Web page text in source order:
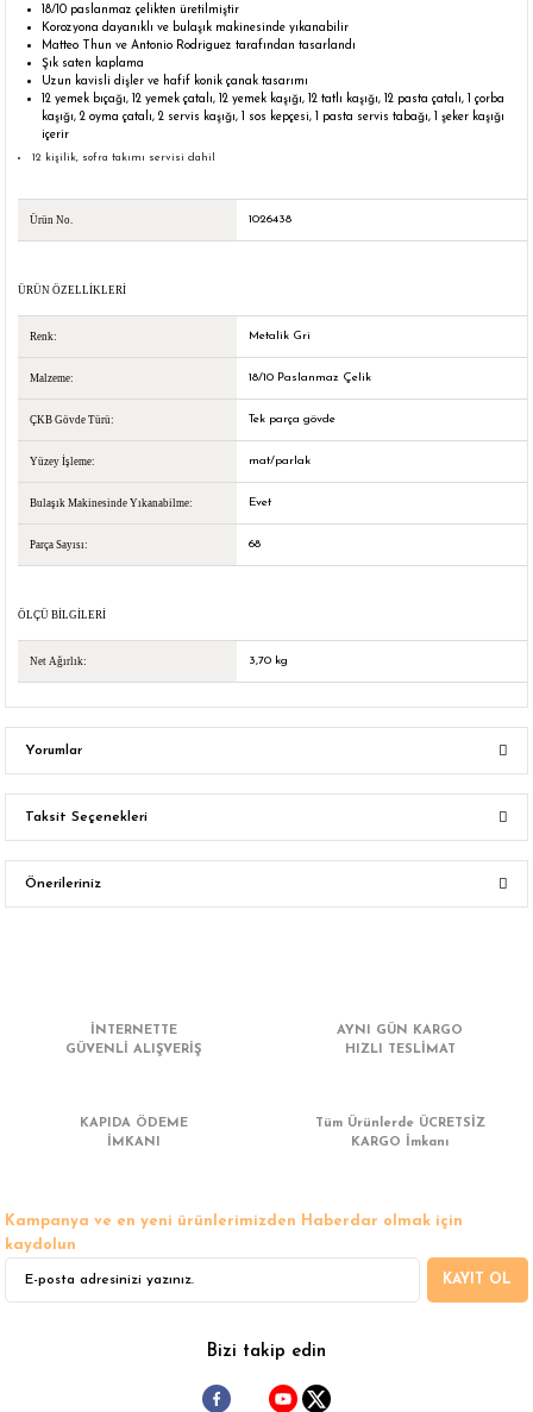
18/10 paslanmaz çelikten üretilmiştir
Korozyona dayanıklı ve bulaşık makinesinde yıkanabilir
Matteo Thun ve Antonio Rodriguez tarafından tasarlandı
Şık saten kaplama
Uzun kavisli dişler ve hafif konik çanak tasarımı
12 yemek bıçağı, 12 yemek çatalı, 12 yemek kaşığı, 12 tatlı kaşığı, 12 pasta çatalı, 1 çorba
kaşığı, 2 oyma çatalı, 2 servis kaşığı, 1 sos kepçesi, 1 pasta servis tabağı, 1 şeker kaşığı
içerir
12 kişilik, sofra takımı servisi dahil
Ürün No. 1026438
ÜRÜN ÖZELLIKLERI
Renk: Metalik Gri
Malzeme: 18/10 Paslanmaz Çelik
ÇKB Gövde Türü: Tek parça gövde
Yüzey İşleme: mat/parlak
Bulaşık Makinesinde Yıkanabilme: Evet
Parça Sayısı: 68
ÖLÇÜ BILGILERI
Net Ağırlık: 3,70 kg
Yorumlar
Bu ürüne ilk yorumu siz yapın!
Yorum Yaz
Taksit Seçenekleri
Önerileriniz
Ürün resmi kalitesiz, bozuk veya görüntülenemiyor.
Ürün bilgilerinde hatalar bulunuyor.
Gönder
İNTERNETTE
GÜVENLİ ALIŞVERİŞ
AYNI GÜN KARGO
HIZLI TESLİMAT
KAPIDA ÖDEME
İMKANI
Tüm Ürünlerde ÜCRETSİZ
KARGO İmkanı
Kampanya ve en yeni ürünlerimizden Haberdar olmak için
kaydolun
KAYIT OL
Bizi takip edin